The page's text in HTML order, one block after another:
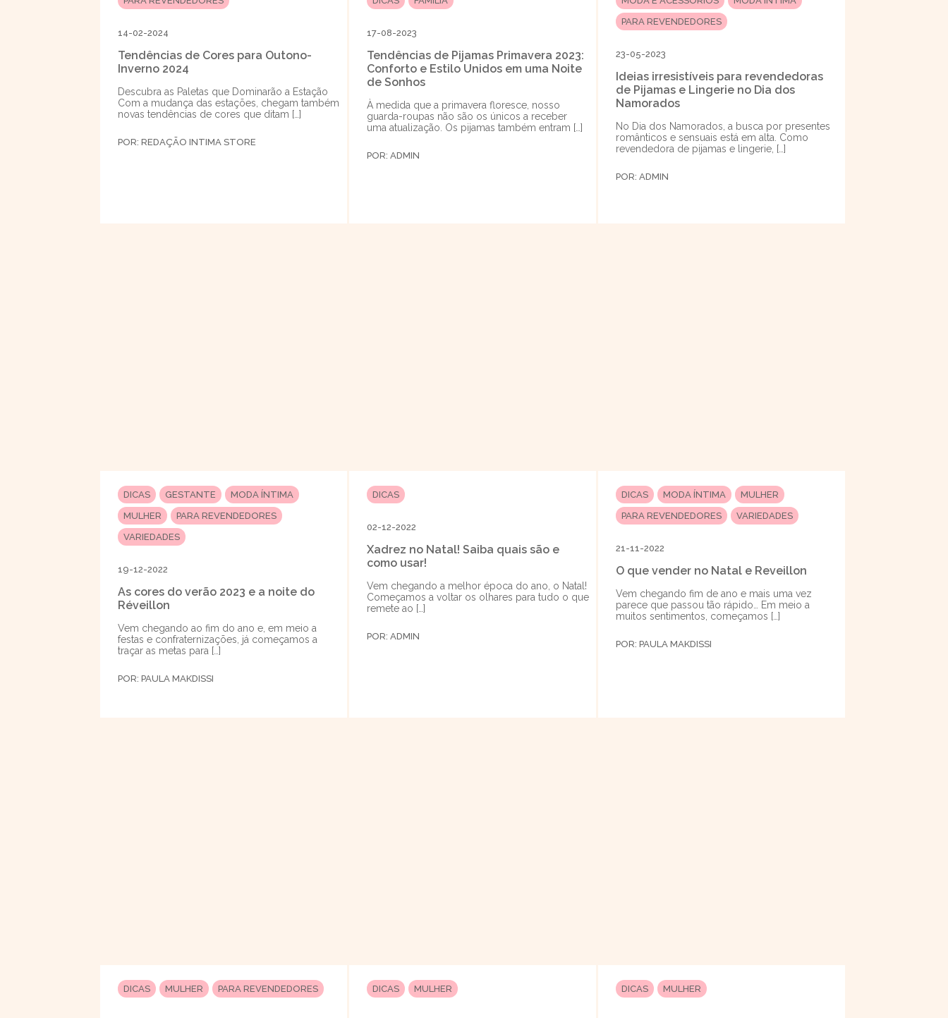
14-02-2024
Tendências de Cores para Outono-
Inverno 2024
Descubra as Paletas que Dominarão a Estação
Com a mudança das estações, chegam também
novas tendências de cores que ditam […]
POR: REDAÇÃO INTIMA STORE
17-08-2023
Tendências de Pijamas Primavera 2023:
Conforto e Estilo Unidos em uma Noite
de Sonhos
À medida que a primavera floresce, nosso
guarda-roupas não são os únicos a receber
uma atualização. Os pijamas também entram […]
POR: ADMIN
PARA REVENDEDORES
23-05-2023
Ideias irresistíveis para revendedoras
de Pijamas e Lingerie no Dia dos
Namorados
No Dia dos Namorados, a busca por presentes
românticos e sensuais está em alta. Como
revendedora de pijamas e lingerie, […]
POR: ADMIN
DICAS GESTANTE
MODA ÍNTIMA
MULHER
PARA REVENDEDORES
VARIEDADES
19-12-2022
As cores do verão 2023 e a noite do
Réveillon
Vem chegando ao fim do ano e, em meio a
festas e confraternizações, já começamos a
traçar as metas para […]
POR: PAULA MAKDISSI
DICAS
02-12-2022
Xadrez no Natal! Saiba quais são e
como usar!
Vem chegando a melhor época do ano, o Natal!
Começamos a voltar os olhares para tudo o que
remete ao […]
POR: ADMIN
DICAS MODA ÍNTIMA
MULHER
PARA REVENDEDORES
VARIEDADES
21-11-2022
O que vender no Natal e Reveillon
Vem chegando fim de ano e mais uma vez
parece que passou tão rápido… Em meio a
muitos sentimentos, começamos […]
POR: PAULA MAKDISSI
DICAS MULHER PARA REVENDEDORES DICAS MULHER DICAS MULHER